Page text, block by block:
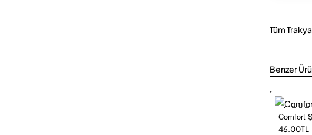
Tüm
Benzer
Comfort
46.00TL